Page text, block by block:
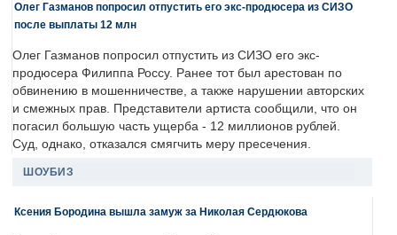
Олег Газманов попросил отпустить его экс-продюсера из СИЗО
после выплаты 12 млн
Олег Газманов попросил отпустить из СИЗО его экс-
продюсера Филиппа Россу. Ранее тот был арестован по
обвинению в мошенничестве, а также нарушении авторских
и смежных прав. Представители артиста сообщили, что он
погасил большую часть ущерба - 12 миллионов рублей.
Суд, однако, отказался смягчить меру пресечения.
ШОУБИЗ
Ксения Бородина вышла замуж за Николая Сердюкова